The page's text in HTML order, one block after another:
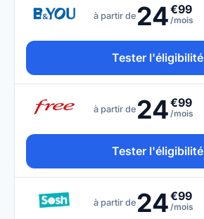
à partir de 24€99
/mois
Tester l'éligibilité
à partir de 24€99
/mois
Tester l'éligibilité
à partir de 24€99
/mois